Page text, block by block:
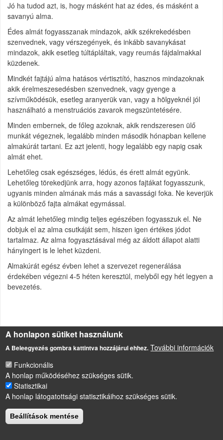
Jó ha tudod azt, is, hogy másként hat az édes, és másként a
savanyú alma.
Édes almát fogyasszanak mindazok, akik székrekedésben
szenvednek, vagy vérszegények, és inkább savanykásat
mindazok, akik esetleg túltápláltak, vagy reumás fájdalmakkal
küzdenek.
Mindkét fajtájú alma hatásos vértisztító, hasznos mindazoknak
akik érelmeszesedésben szenvednek, vagy gyenge a
szívműködésük, esetleg aranyerük van, vagy a hölgyeknél jól
használható a menstruációs zavarok megszüntetésére.
Minden embernek, de főleg azoknak, akik rendszeresen ülő
munkát végeznek, legalább minden második hónapban kellene
almakúrát tartani. Ez azt jelenti, hogy legalább egy napig csak
almát ehet.
Lehetőleg csak egészséges, lédús, és érett almát együnk.
Lehetőleg törekedjünk arra, hogy azonos fajtákat fogyasszunk,
ugyanis minden almának más más a savassági foka. Ne keverjük
a különböző fajta almákat egymással.
Az almát lehetőleg mindig teljes egészében fogyasszuk el. Ne
dobjuk el az alma csutkáját sem, hiszen igen értékes jódot
tartalmaz. Az alma fogyasztásával még az áldott állapot alatti
hányingert is le lehet küzdeni.
Almakúrát egész évben lehet a szervezet regenerálása
érdekében végezni 4-5 héten keresztül, melyből egy hét legyen a
bevezetés.
Étkezés
LÁBLÉC
Impresszum
Sütikezelési szabályzat
Drupalalapú webhely
A honlapon sütiket használunk
A Beleegyezés gombra kattintva hozzájárul ehhez. További információk
Funkcionális
A honlap működéséhez szükséges sütik.
Statisztikai
A honlap látogatottsági statisztikáihoz szükséges sütik.
Beállítások mentése